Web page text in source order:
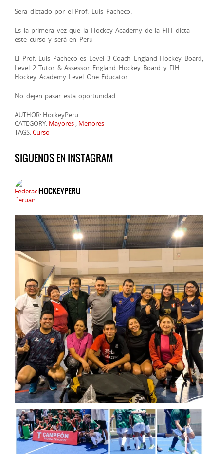
Sera dictado por el Prof. Luis Pacheco.
Es la primera vez que la Hockey Academy de la FIH dicta
este curso y será en Perú
El Prof. Luis Pacheco es Level 3 Coach England Hockey Board,
Level 2 Tutor & Assessor England Hockey Board y FIH
Hockey Academy Level One Educator.
No dejen pasar esta oportunidad.
AUTHOR: HockeyPeru
CATEGORY: Mayores , Menores
TAGS:Curso
SIGUENOS EN INSTAGRAM
HOCKEYPERU